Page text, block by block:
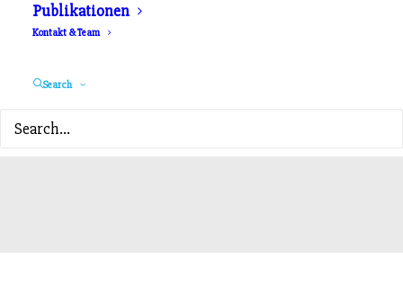
Publikationen
Kontakt & Team
Search